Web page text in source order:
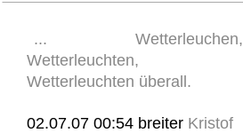
... Wetterleuchen,
Wetterleuchten,
Wetterleuchten überall.
02.07.07 00:54 breiter Kristof